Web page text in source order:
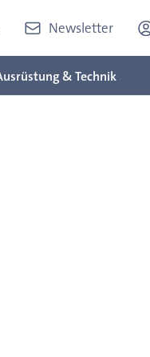
Newsletter
& Technik